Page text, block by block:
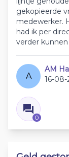
gekopieerde
medewerker.
had ik per
verder
A
AM
16-08-
0